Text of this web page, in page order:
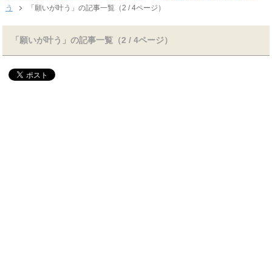
う
「願いが叶う」の記事一覧（2 / 4ページ）
「願いが叶う」の記事一覧（2 / 4ページ）